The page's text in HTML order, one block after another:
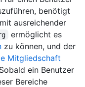
benötigt
mit ausreichender
ermöglicht es
zu können, und der
Mitgliedschaft
ein Benutzer
Bereiche